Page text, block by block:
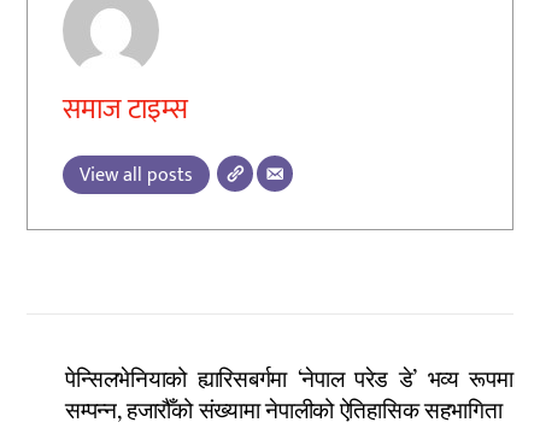
समाज टाइम्स
View all posts
पेन्सिलभेनियाको ह्यारिसबर्गमा ‘नेपाल परेड डे’ भव्य रूपमा
सम्पन्न, हजारौँको संख्यामा नेपालीको ऐतिहासिक सहभागिता